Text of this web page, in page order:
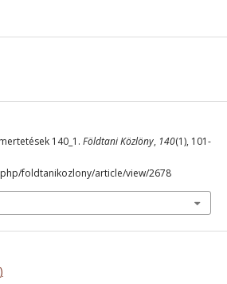
140_1. Földtani Közlöny, 140(1), 101-
foldtanikozlony/article/view/2678